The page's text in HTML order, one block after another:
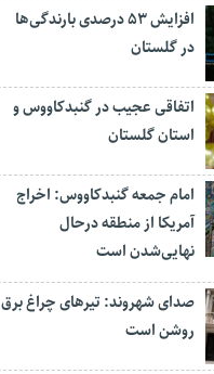
افزایش ۵۳ درصدی بارندگی‌ها
در گلستان
اتفاقی عجیب در‌ گنبدکاووس و
استان گلستان
امام جمعه گنبدکاووس: اخراج
آمریکا از منطقه درحال
نهایی‌شدن است
صدای شهروند: تیرهای چراغ برق
روشن است